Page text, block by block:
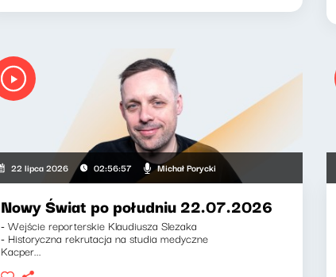
22 lipca 2026 02:56:57 Michał Porycki
Nowy Świat po południu 22.07.2026
- Wejście reporterskie Klaudiusza Slezaka
- Historyczna rekrutacja na studia medyczne
Kacper...